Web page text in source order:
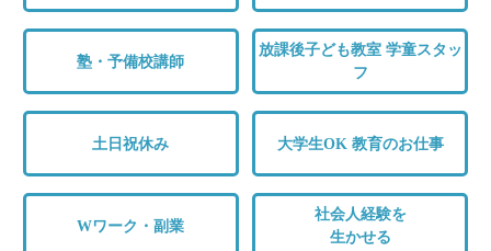
塾・予備校講師
放課後子ども教室 学童スタッ
フ
土日祝休み 大学生OK 教育のお仕事
Wワーク・副業
社会人経験を
生かせる